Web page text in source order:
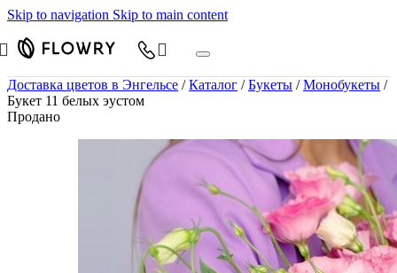
Skip to navigation Skip to main content
Доставка цветов в Энгельсе / Каталог / Букеты / Монобукеты /
Букет 11 белых эустом
Продано